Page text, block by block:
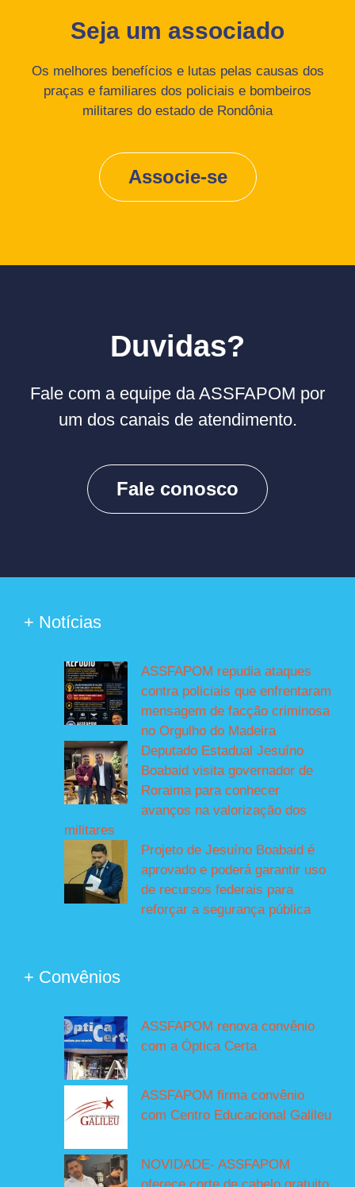
Seja um associado
Os melhores benefícios e lutas pelas causas dos
praças e familiares dos policiais e bombeiros
militares do estado de Rondônia
Associe-se
Duvidas?
Fale com a equipe da ASSFAPOM por
um dos canais de atendimento.
Fale conosco
+ Notícias
ASSFAPOM repudia ataques
contra policiais que enfrentaram
mensagem de facção criminosa
no Orgulho do Madeira
Deputado Estadual Jesuíno
Boabaid visita governador de
Roraima para conhecer
avanços na valorização dos
militares
Projeto de Jesuíno Boabaid é
aprovado e poderá garantir uso
de recursos federais para
reforçar a segurança pública
+ Convênios
ASSFAPOM renova convênio
com a Óptica Certa
ASSFAPOM firma convênio
com Centro Educacional Galileu
NOVIDADE- ASSFAPOM
oferece corte de cabelo gratuito